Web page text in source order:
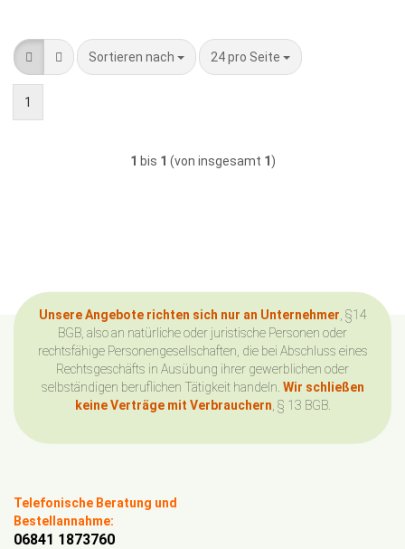
Sortieren nach
Sortieren nach 24 pro Seite
pro Seite
1
1 bis 1 (von insgesamt 1 )
Unsere Angebote richten sich nur an Unternehmer , §14
BGB, also an natürliche oder juristische Personen oder
rechtsfähige Personengesellschaften, die bei Abschluss eines
Rechtsgeschäfts in Ausübung ihrer gewerblichen oder
selbständigen beruflichen Tätigkeit handeln. Wir schließen
keine Verträge mit Verbrauchern , § 13 BGB.
Telefonische Beratung und
Bestellannahme:
06841 1873760